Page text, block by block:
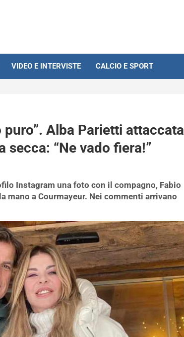
VIDEO E INTERVISTE CALCIO E SPORT
Alba Parietti attaccata
secca: “Ne vado fiera!”
Instagram una foto con il compagno, Fabio
mano a Courmayeur. Nei commenti arrivano